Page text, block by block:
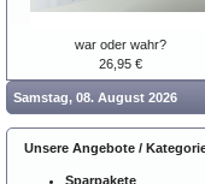
war oder wahr?
26,95 €
Samstag, 08. August 2026
Unsere Angebote /
Sparpakete